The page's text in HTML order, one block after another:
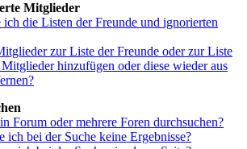
Mitglieder
ich die Listen der Freunde und ignorierten
zur Liste der Freunde oder zur Liste
hinzufügen oder diese wieder aus
Forum oder mehrere Foren durchsuchen?
ich bei der Suche keine Ergebnisse?